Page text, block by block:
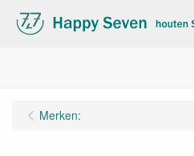
Merken: